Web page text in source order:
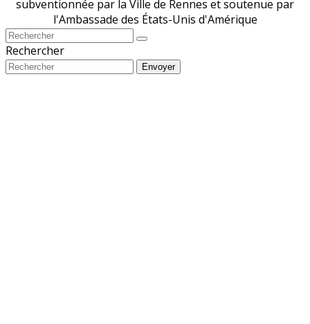
subventionnée par la Ville de Rennes et soutenue par
l'Ambassade des États-Unis d'Amérique
Rechercher
Envoyer